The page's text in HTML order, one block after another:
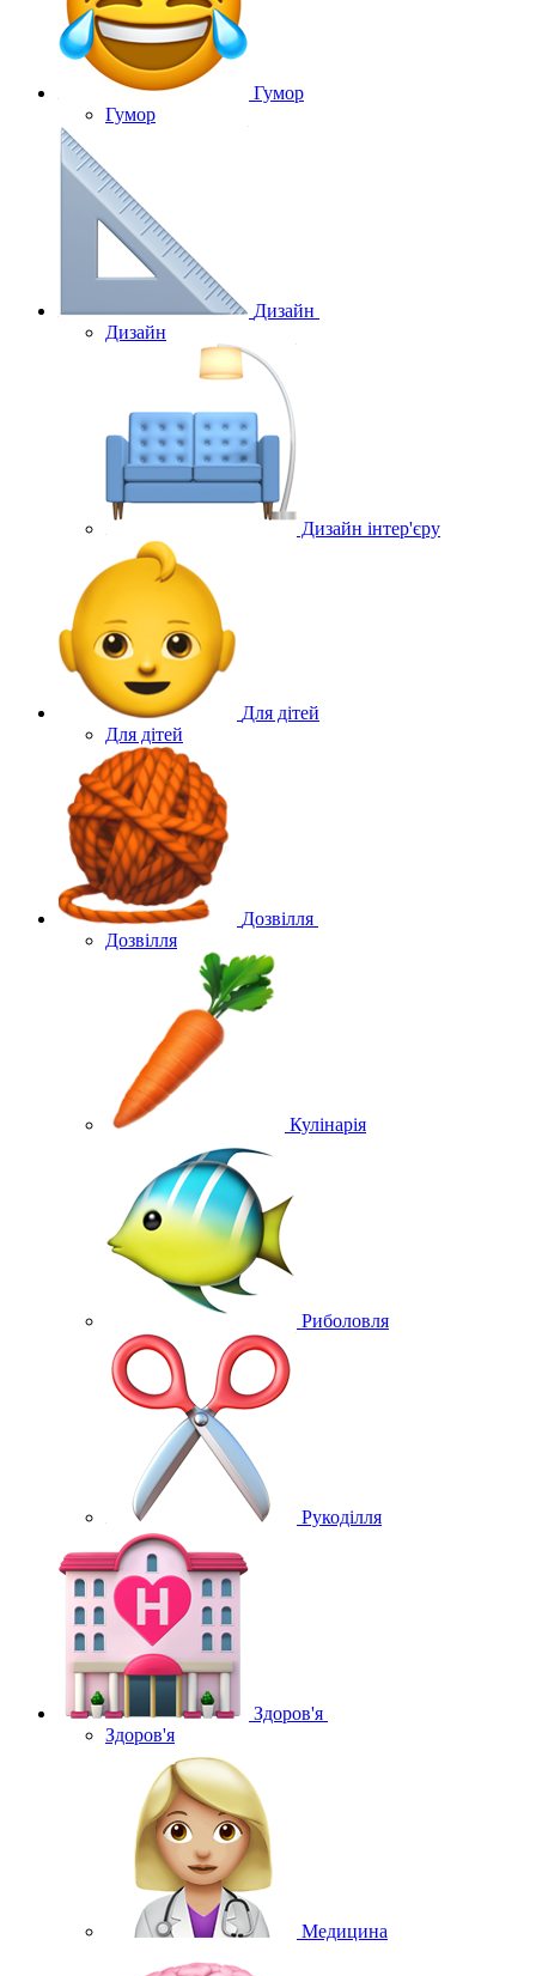
Гумор
Гумор
Дизайн
Дизайн
Дизайн інтер'єру
Для дітей
Для дітей
Дозвілля
Дозвілля
Кулінарія
Риболовля
Рукоділля
Здоров'я
Здоров'я
Медицина